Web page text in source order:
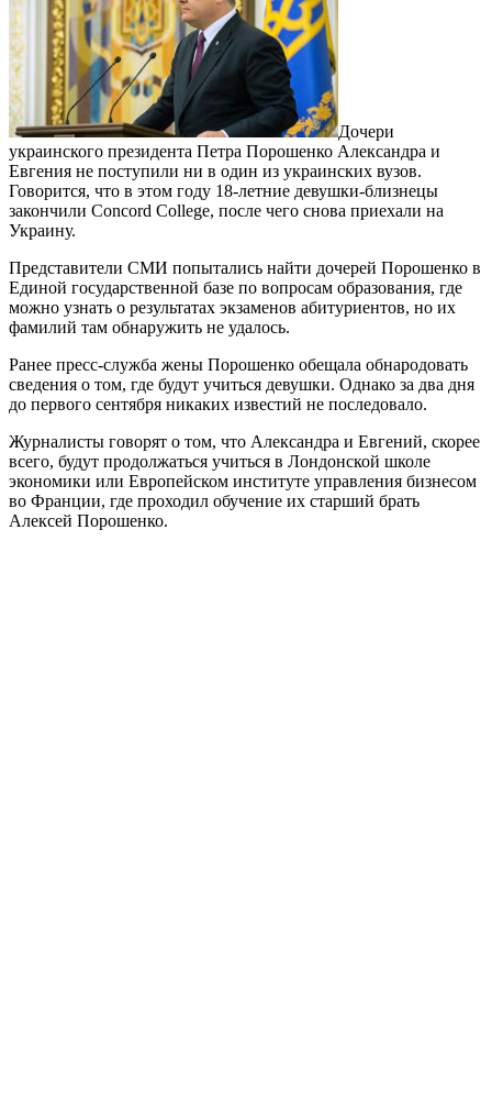
Дочери
украинского президента Петра Порошенко Александра и
Евгения не поступили ни в один из украинских вузов.
Говорится, что в этом году 18-летние девушки-близнецы
закончили Concord College, после чего снова приехали на
Украину.
Представители СМИ попытались найти дочерей Порошенко в
Единой государственной базе по вопросам образования, где
можно узнать о результатах экзаменов абитуриентов, но их
фамилий там обнаружить не удалось.
Ранее пресс-служба жены Порошенко обещала обнародовать
сведения о том, где будут учиться девушки. Однако за два дня
до первого сентября никаких известий не последовало.
Журналисты говорят о том, что Александра и Евгений, скорее
всего, будут продолжаться учиться в Лондонской школе
экономики или Европейском институте управления бизнесом
во Франции, где проходил обучение их старший брать
Алексей Порошенко.